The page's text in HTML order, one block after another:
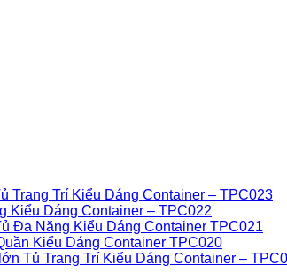
Trang Trí Kiểu Dáng Container – TPC023
Kiểu Dáng Container – TPC022
Đa Năng Kiểu Dáng Container TPC021
Kiểu Dáng Container TPC020
Tủ Trang Trí Kiểu Dáng Container –